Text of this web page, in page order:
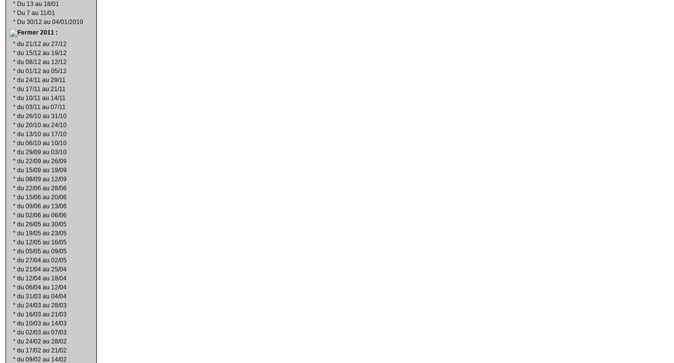
* Du 13 au 18/01
* Du 7 au 11/01
* Du 30/12 au 04/01/2010
2011 :
* du 21/12 au 27/12
* du 15/12 au 19/12
* du 08/12 au 12/12
* du 01/12 au 05/12
* du 24/11 au 29/11
* du 17/11 au 21/11
* du 10/11 au 14/11
* du 03/11 au 07/11
* du 26/10 au 31/10
* du 20/10 au 24/10
* du 13/10 au 17/10
* du 06/10 au 10/10
* du 29/09 au 03/10
* du 22/09 au 26/09
* du 15/09 au 19/09
* du 08/09 au 12/09
* du 22/06 au 28/06
* du 15/06 au 20/06
* du 09/06 au 13/06
* du 02/06 au 06/06
* du 26/05 au 30/05
* du 19/05 au 23/05
* du 12/05 au 16/05
* du 05/05 au 09/05
* du 27/04 au 02/05
* du 21/04 au 25/04
* du 12/04 au 18/04
* du 06/04 au 12/04
* du 31/03 au 04/04
* du 24/03 au 28/03
* du 16/03 au 21/03
* du 10/03 au 14/03
* du 02/03 au 07/03
* du 24/02 au 28/02
* du 17/02 au 21/02
* du 09/02 au 14/02